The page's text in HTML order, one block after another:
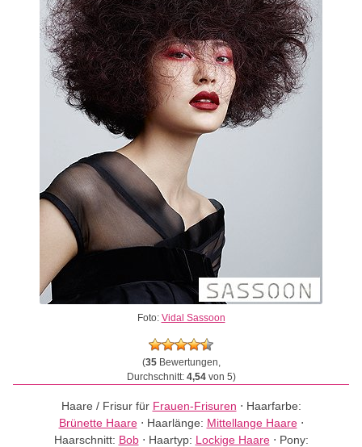
Foto: Vidal Sassoon
(35Bewertungen,
Durchschnitt: 4,54von 5)
Haare / Frisur für Frauen-Frisuren ⋅ Haarfarbe:
Brünette Haare⋅ Haarlänge: Mittellange Haare⋅
Haarschnitt: Bob⋅ Haartyp: Lockige Haare⋅ Pony: